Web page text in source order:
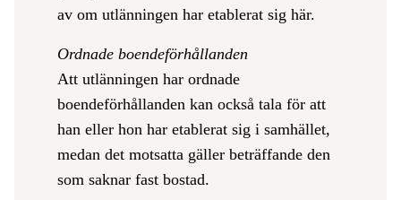
av om utlänningen har etablerat sig här.
Ordnade boendeförhållanden
Att utlänningen har ordnade
boendeförhållanden kan också tala för att
han eller hon har etablerat sig i samhället,
medan det motsatta gäller beträffande den
som saknar fast bostad.